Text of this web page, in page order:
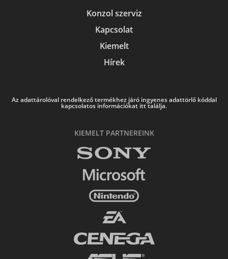
Konzol szerviz
Kapcsolat
Kiemelt
Hírek
Az adattárolóval rendelkező termékhez járó ingyenes adattörlő kóddal
kapcsolatos információkat itt találja.
KIEMELT PARTNEREINK